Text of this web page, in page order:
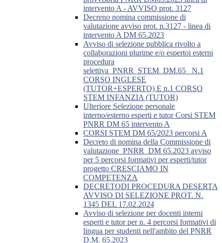
intervento A - AVVISO prot. 3127
Decreno nomina commissione di
valutazione avviso prot. n.3127 - linea di
intervento A DM 65.2023
Avviso di selezione pubblica rivolto a
collaborazioni plurime e/o espertoi esterni
procedura
selettiva_PNRR_STEM_DM.65_ N.1
CORSO INGLESE
(TUTOR+ESPERTO) E n.1 CORSO
STEM INFANZIA (TUTOR)
Ulteriore Selezione personale
interno/esterno esperti e tutor Corsi STEM
PNRR DM 65 intervento A
CORSI STEM DM 65/2023 percorsi A
Decreto di nomina della Commissione di
valutazione_PNRR_DM 65.2023 avviso
per 5 percorsi formativi per esperti/tutor
progetto CRESCIAMO IN
COMPETENZA
DECRETODI PROCEDURA DESERTA
AVVISO DI SELEZIONE PROT. N.
1345 DEL 17.02.2024
Avviso di selezione per docenti interni
esperti e tutor per n. 4 percorsi formativi di
lingua per studenti nell'ambito del PNRR
D.M. 65.2023